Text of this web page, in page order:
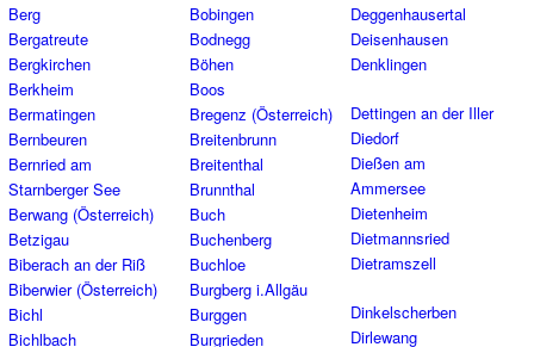
Berg
Bergatreute
Bergkirchen
Berkheim
Bermatingen
Bernbeuren
Bernried am
Starnberger See
Berwang (Österreich)
Betzigau
Biberach an der Riß
Biberwier (Österreich)
Bichl
Bichlbach
Bobingen
Bodnegg
Böhen
Boos
Bregenz (Österreich)
Breitenbrunn
Breitenthal
Brunnthal
Buch
Buchenberg
Buchloe
Burgberg i.Allgäu
Burggen
Burgrieden
Deggenhausertal
Deisenhausen
Denklingen
Dettingen an der Iller
Diedorf
Dießen am
Ammersee
Dietenheim
Dietmannsried
Dietramszell
Dinkelscherben
Dirlewang